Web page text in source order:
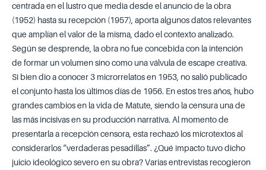
centrada en el lustro que media desde el anuncio de la obra
(1952) hasta su recepción (1957), aporta algunos datos relevantes
que amplían el valor de la misma, dado el contexto analizado.
Según se desprende, la obra no fue concebida con la intención
de formar un volumen sino como una válvula de escape creativa.
Si bien dio a conocer 3 microrrelatos en 1953, no salió publicado
el conjunto hasta los últimos días de 1956. En estos tres años, hubo
grandes cambios en la vida de Matute, siendo la censura una de
las más incisivas en su producción narrativa. Al momento de
presentarla a recepción censora, esta rechazó los microtextos al
considerarlos “verdaderas pesadillas”. ¿Qué impacto tuvo dicho
juicio ideológico severo en su obra? Varias entrevistas recogieron